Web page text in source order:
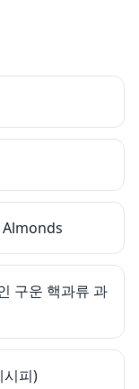
구운 핵과류 과
시피)